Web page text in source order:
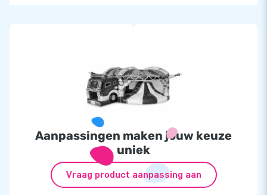
Aanpassingen maken jouw keuze
uniek
Vraag product aanpassing aan